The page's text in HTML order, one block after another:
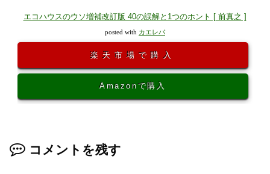
エコハウスのウソ増補改訂版 40の誤解と1つのホント [ 前真之 ]
posted with カエレバ
楽天市場で購入
Amazonで購入
コメントを残す